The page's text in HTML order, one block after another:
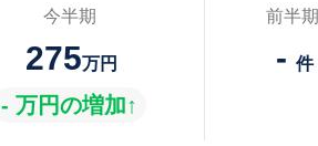
今半期
275万円
- 万円の増加↑
前半期
-件